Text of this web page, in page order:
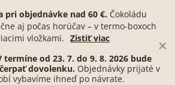
✕
pri objednávke nad 60 €. Čokoládu
aj počas horúčav – v termo-boxoch
vložkami. Zistiť viac
termíne od 23. 7. do 9. 8. 2026 bude
dovolenku. Objednávky prijaté v
vybavíme ihneď po návrate.